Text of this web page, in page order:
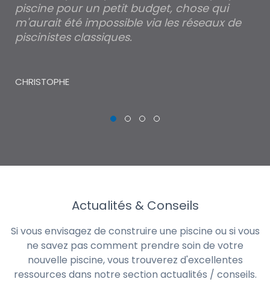
piscine pour un petit budget, chose qui
m'aurait été impossible via les réseaux de
piscinistes classiques.
CHRISTOPHE
Actualités & Conseils
Si vous envisagez de construire une piscine ou si vous
ne savez pas comment prendre soin de votre
nouvelle piscine, vous trouverez d'excellentes
ressources dans notre section actualités / conseils.